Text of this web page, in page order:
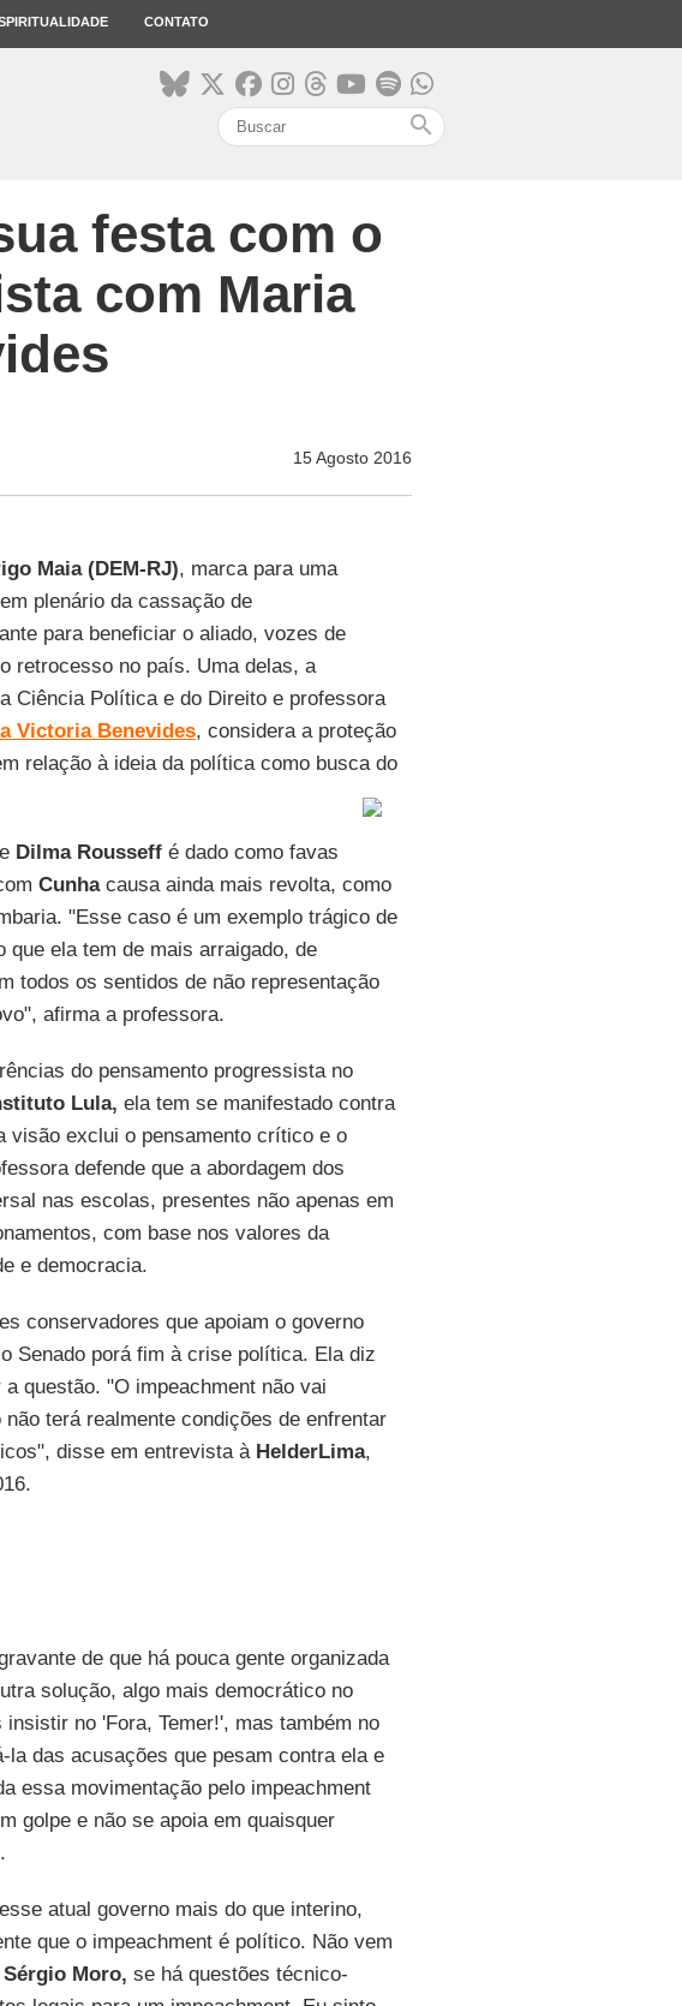
CONTATO
search
festa com o
com Maria
15 Agosto 2016
Maia (DEM-RJ), marca para uma
plenário da cassação de
para beneficiar o aliado, vozes de
retrocesso no país. Uma delas, a
Ciência Política e do Direito e professora
Victoria Benevides, considera a proteção
relação à ideia da política como busca do
Dilma Rousseffé dado como favas
Cunhacausa ainda mais revolta, como
"Esse caso é um exemplo trágico de
ela tem de mais arraigado, de
todos os sentidos de não representação
afirma a professora.
do pensamento progressista no
Lula, ela tem se manifestado contra
visão exclui o pensamento crítico e o
defende que a abordagem dos
nas escolas, presentes não apenas em
com base nos valores da
e democracia.
conservadores que apoiam o governo
Senado porá fim à crise política. Ela diz
questão. "O impeachment não vai
terá realmente condições de enfrentar
disse em entrevista à HelderLima,
de que há pouca gente organizada
solução, algo mais democrático no
no 'Fora, Temer!', mas também no
das acusações que pesam contra ela e
essa movimentação pelo impeachment
golpe e não se apoia em quaisquer
atual governo mais do que interino,
que o impeachment é político. Não vem
Sérgio Moro, se há questões técnico-